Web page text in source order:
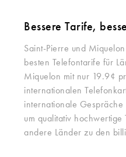
Bessere Tarife,
Saint-Pierre und
besten Telefontarife für
Miquelon mit nur 19.9¢
internationalen
internationale
um qualitativ
andere Länder zu den